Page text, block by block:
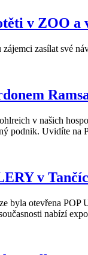
v ZOO a
zasílat své
v našich
podnik. Uvidíte na
v
byla otevřena
nabízí